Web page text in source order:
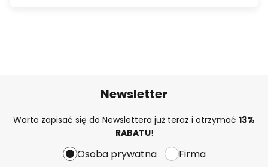
Newsletter
Warto zapisać się do Newslettera już teraz i otrzymać 13%
RABATU!
Osoba prywatna Firma